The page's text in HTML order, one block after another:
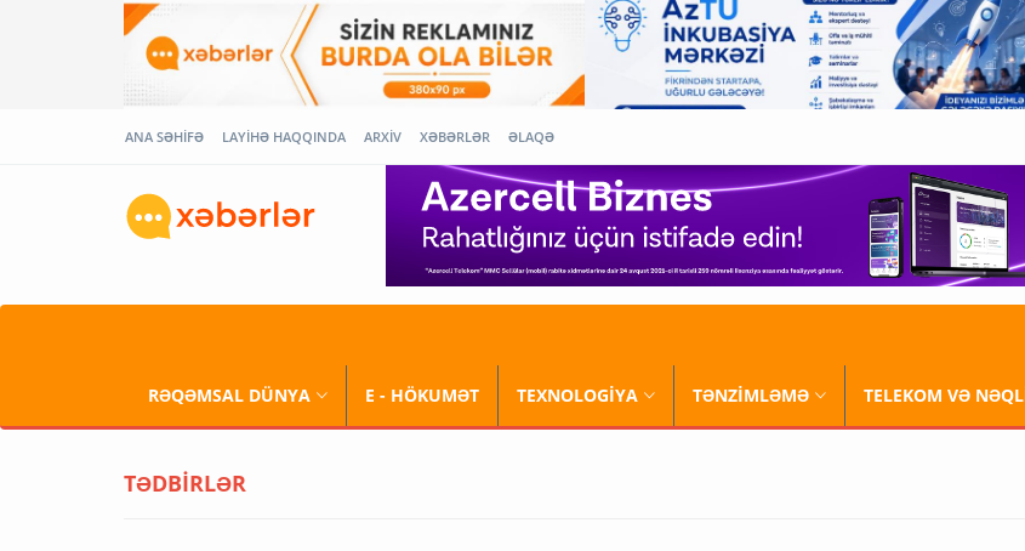
ANA SƏHİFƏ LAYİHƏ HAQQINDA ARXİV XƏBƏRLƏR ƏLAQƏ
RƏQƏMSAL DÜNYA E - HÖKUMƏT TEXNOLOGİYA TƏNZİMLƏMƏ TELEKOM VƏ
TƏDBİRLƏR